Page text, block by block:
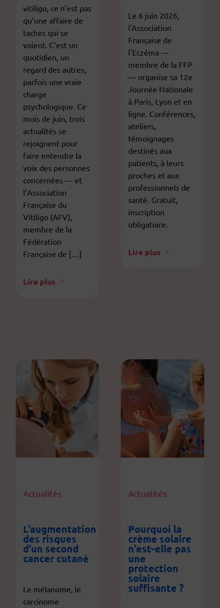
vitiligo, ce n’est pas
qu’une affaire de
taches qui se
voient. C’est un
quotidien, un
regard des autres,
parfois une vraie
charge
psychologique. Ce
mois de juin, trois
actualités se
rejoignent pour
faire entendre la
voix des personnes
concernées — et
l’Association
Française du
Vitiligo (AFV),
membre de la
Fédération
Française de […]
Lire plus
Le 6 juin 2026,
l'Association
Française de
l'Eczéma —
membre de la FFP
— organise sa 12e
Journée Nationale
à Paris, Lyon et en
ligne. Conférences,
ateliers,
témoignages
destinés aux
patients, à leurs
proches et aux
professionnels de
santé. Gratuit,
inscription
obligatoire.
Lire plus
Actualités
L’augmentation
des risques
d’un second
cancer cutané
Le mélanome, le
carcinome
Actualités
Pourquoi la
crème solaire
n’est-elle pas
une
protection
solaire
suffisante ?